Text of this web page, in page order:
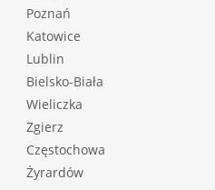
Poznań
Katowice
Lublin
Bielsko-Biała
Wieliczka
Zgierz
Częstochowa
Żyrardów